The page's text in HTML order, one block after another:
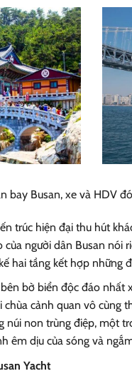
bay Busan, xe và HDV
trúc hiện đại thu hút
người dân Busan nói
hai tầng kết hợp những
bờ biển độc đáo nhất
cảnh quan vô cùng
núi non trùng điệp, một
êm dịu của sóng và
Yacht